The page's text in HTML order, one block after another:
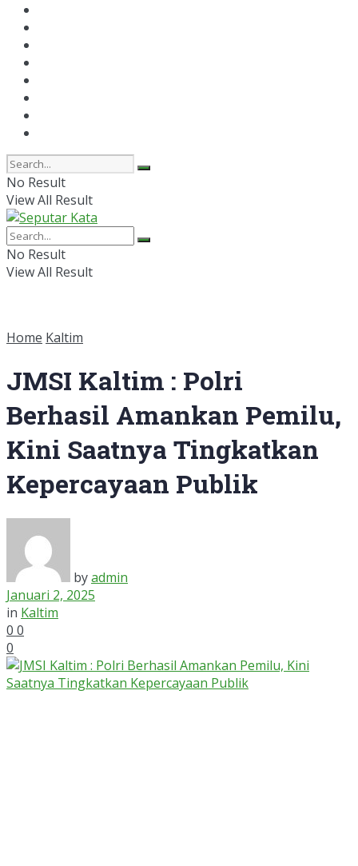
No Result
View All Result
No Result
View All Result
Home Kaltim
JMSI Kaltim : Polri
Berhasil Amankan Pemilu,
Kini Saatnya Tingkatkan
Kepercayaan Publik
byadmin
Januari 2, 2025
in Kaltim
0 0
0